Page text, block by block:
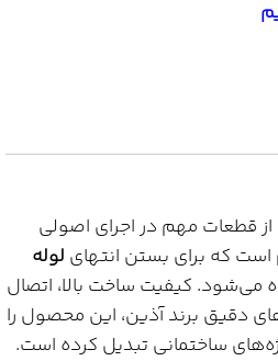
قطعات مهم در اجرای اصولی
است که برای بستن انتهای لوله
می‌شود. کیفیت ساخت بالا، اتصال
دقیق برند آذین، این محصول را
ساختمانی تبدیل کرده است.